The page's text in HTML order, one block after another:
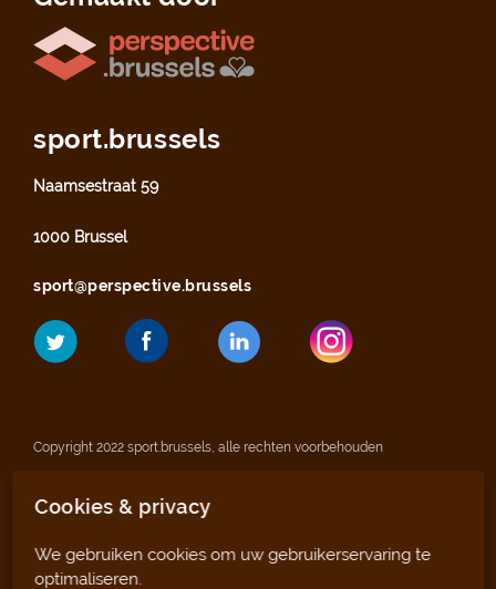
sport.brussels
Naamsestraat 59
1000 Brussel
sport@perspective.brussels
Copyright 2022 sport.brussels, alle rechten voorbehouden
Wettelijke vermeldingen
Privacyverklaring
Cookies & privacy
We gebruiken cookies om uw gebruikerservaring te
optimaliseren.